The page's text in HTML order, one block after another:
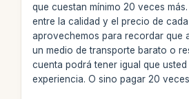
que cuestan mínimo 20 veces
entre la calidad y el precio de
aprovechemos para recordar que
un medio de transporte barato o
cuenta podrá tener igual que usted
experiencia. O sino pagar 20